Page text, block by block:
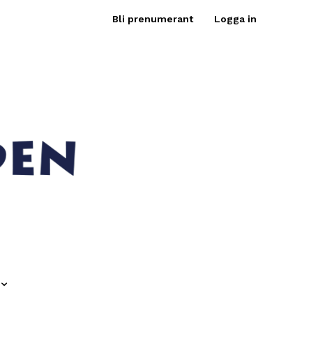
Bli prenumerant Logga in